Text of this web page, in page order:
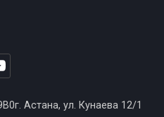
Астана, ул. Кунаева 12/1